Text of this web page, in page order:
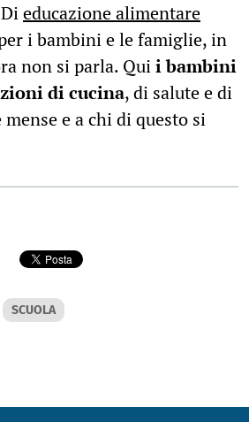
educazione alimentare
i bambini e le famiglie, in
non si parla. Quii bambini
di cucina, di salute e di
e a chi di questo si
SCUOLA